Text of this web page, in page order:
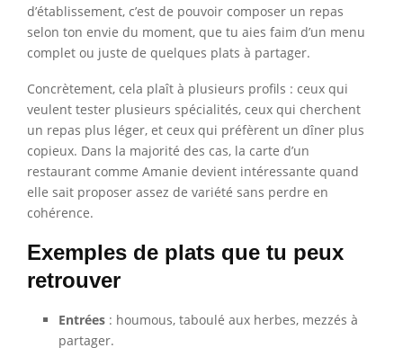
d’établissement, c’est de pouvoir composer un repas
selon ton envie du moment, que tu aies faim d’un menu
complet ou juste de quelques plats à partager.
Concrètement, cela plaît à plusieurs profils : ceux qui
veulent tester plusieurs spécialités, ceux qui cherchent
un repas plus léger, et ceux qui préfèrent un dîner plus
copieux. Dans la majorité des cas, la carte d’un
restaurant comme Amanie devient intéressante quand
elle sait proposer assez de variété sans perdre en
cohérence.
Exemples de plats que tu peux
retrouver
Entrées : houmous, taboulé aux herbes, mezzés à
partager.